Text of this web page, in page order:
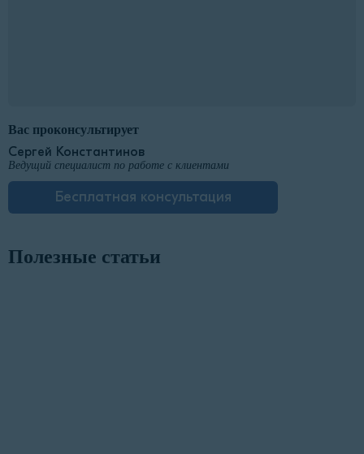
Вас проконсультирует
Сергей Константинов
Ведущий специалист по работе с клиентами
Бесплатная консультация
Полезные статьи